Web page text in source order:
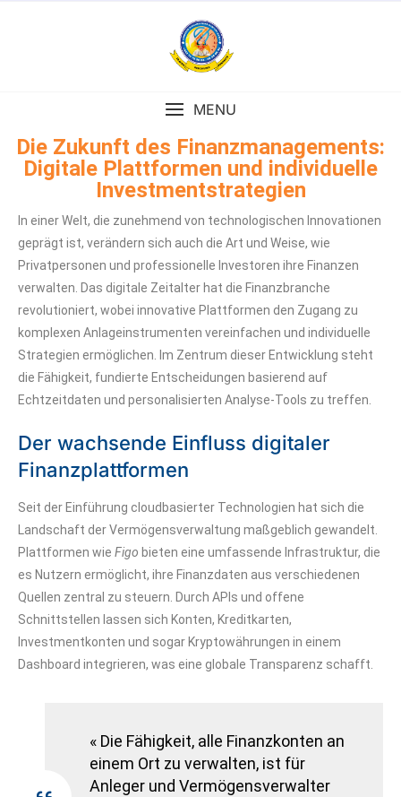
MENU
Die Zukunft des Finanzmanagements:
Digitale Plattformen und individuelle
Investmentstrategien
In einer Welt, die zunehmend von technologischen Innovationen
geprägt ist, verändern sich auch die Art und Weise, wie
Privatpersonen und professionelle Investoren ihre Finanzen
verwalten. Das digitale Zeitalter hat die Finanzbranche
revolutioniert, wobei innovative Plattformen den Zugang zu
komplexen Anlageinstrumenten vereinfachen und individuelle
Strategien ermöglichen. Im Zentrum dieser Entwicklung steht
die Fähigkeit, fundierte Entscheidungen basierend auf
Echtzeitdaten und personalisierten Analyse-Tools zu treffen.
Der wachsende Einfluss digitaler
Finanzplattformen
Seit der Einführung cloudbasierter Technologien hat sich die
Landschaft der Vermögensverwaltung maßgeblich gewandelt.
Plattformen wie Figo bieten eine umfassende Infrastruktur, die
es Nutzern ermöglicht, ihre Finanzdaten aus verschiedenen
Quellen zentral zu steuern. Durch APIs und offene
Schnittstellen lassen sich Konten, Kreditkarten,
Investmentkonten und sogar Kryptowährungen in einem
Dashboard integrieren, was eine globale Transparenz schafft.
« Die Fähigkeit, alle Finanzkonten an
einem Ort zu verwalten, ist für
Anleger und Vermögensverwalter